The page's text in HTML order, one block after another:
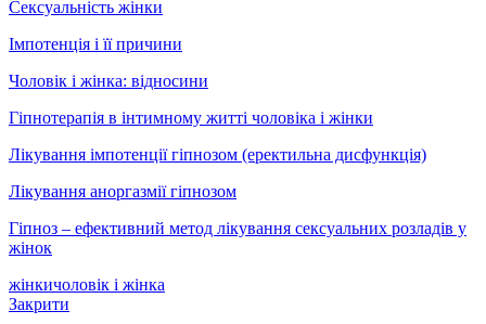
Сексуальність жінки
Імпотенція і її причини
Чоловік і жінка: відносини
Гіпнотерапія в інтимному житті чоловіка і жінки
Лікування імпотенції гіпнозом (еректильна дисфункція)
Лікування аноргазмії гіпнозом
Гіпноз – ефективний метод лікування сексуальних розладів у
жінок
жінкичоловік і жінка
Закрити